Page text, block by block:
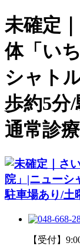
未確定
体「い
シャト
歩約5分
通常診
【受付】